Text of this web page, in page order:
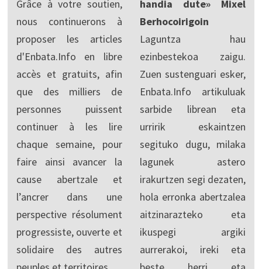
Grâce à votre soutien,
nous continuerons à
proposer les articles
d'Enbata.Info en libre
accès et gratuits, afin
que des milliers de
personnes puissent
continuer à les lire
chaque semaine, pour
faire ainsi avancer la
cause abertzale et
l’ancrer dans une
perspective résolument
progressiste, ouverte et
solidaire des autres
handia dute» Mixel
Berhocoirigoin
Laguntza hau
ezinbestekoa zaigu.
Zuen sustenguari esker,
Enbata.Info artikuluak
sarbide librean eta
urririk eskaintzen
segituko dugu, milaka
lagunek astero
irakurtzen segi dezaten,
hola erronka abertzalea
aitzinarazteko eta
ikuspegi argiki
aurrerakoi, ireki eta